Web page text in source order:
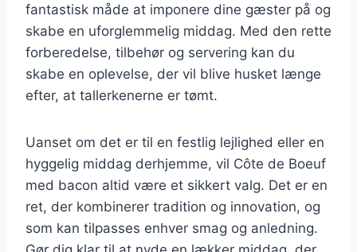
fantastisk måde at imponere dine gæster på og
skabe en uforglemmelig middag. Med den rette
forberedelse, tilbehør og servering kan du
skabe en oplevelse, der vil blive husket længe
efter, at tallerkenerne er tømt.
Uanset om det er til en festlig lejlighed eller en
hyggelig middag derhjemme, vil Côte de Boeuf
med bacon altid være et sikkert valg. Det er en
ret, der kombinerer tradition og innovation, og
som kan tilpasses enhver smag og anledning.